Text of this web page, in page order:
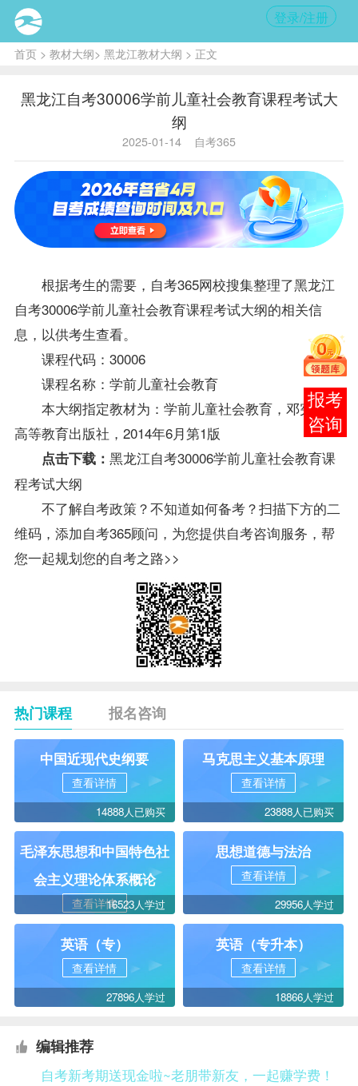
登录/注册
首页> 教材大纲> 黑龙江教材大纲 > 正文
黑龙江自考30006学前儿童社会教育课程考试大
纲
2025-01-14 自考365
根据考生的需要，自考365网校搜集整理了黑龙江
自考30006学前儿童社会教育课程考试大纲的相关信
息，以供考生查看。
课程代码：30006
课程名称：学前儿童社会教育
本大纲指定教材为：学前儿童社会教育，邓宪亮，
高等教育出版社，2014年6月第1版
点击下载： 黑龙江自考30006学前儿童社会教育课
程考试大纲
不了解自考政策？不知道如何备考？扫描下方的二
维码，添加自考365顾问，为您提供自考咨询服务，帮
您一起规划您的自考之路>>
热门课程 报名咨询
中国近现代史纲要
查看详情
14888人已购买
马克思主义基本原理
查看详情
23888人已购买
毛泽东思想和中国特色社
会主义理论体系概论
查看详情16523人学过
思想道德与法治
查看详情
29956人学过
英语（专）
查看详情
27896人学过
英语（专升本）
查看详情
18866人学过
编辑推荐
自考新考期送现金啦~老朋带新友，一起赚学费！
在线
客服